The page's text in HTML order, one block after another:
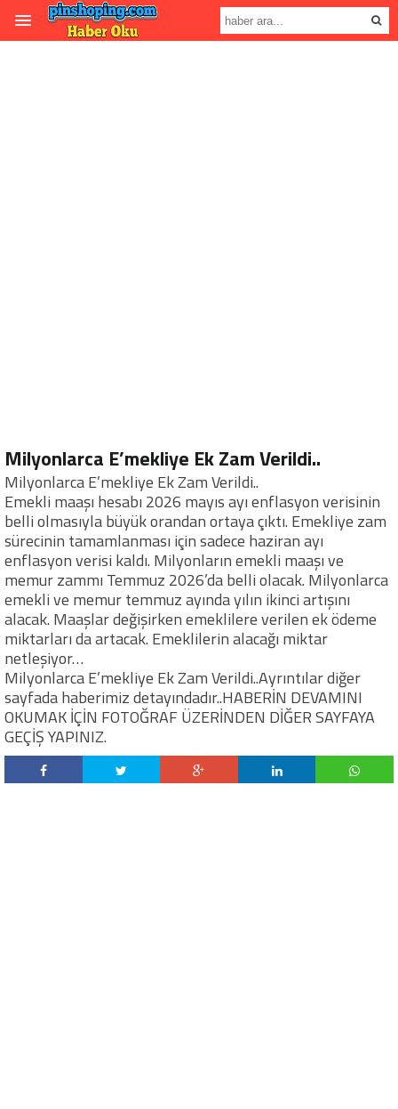
Milyonlarca E’mekliye Ek Zam Verildi..
Milyonlarca E’mekliye Ek Zam Verildi..
Emekli maaşı hesabı 2026 mayıs ayı enflasyon verisinin
belli olmasıyla büyük orandan ortaya çıktı. Emekliye zam
sürecinin tamamlanması için sadece haziran ayı
enflasyon verisi kaldı. Milyonların emekli maaşı ve
memur zammı Temmuz 2026’da belli olacak. Milyonlarca
emekli ve memur temmuz ayında yılın ikinci artışını
alacak. Maaşlar değişirken emeklilere verilen ek ödeme
miktarları da artacak. Emeklilerin alacağı miktar
netleşiyor…
Milyonlarca E’mekliye Ek Zam Verildi..Ayrıntılar diğer
sayfada haberimiz detayındadır..HABERİN DEVAMINI
OKUMAK İÇİN FOTOĞRAF ÜZERİNDEN DİĞER SAYFAYA
GEÇİŞ YAPINIZ.